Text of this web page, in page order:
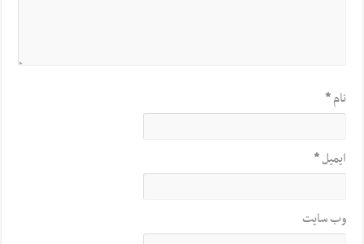
نام*
ایمیل*
وب‌ سایت